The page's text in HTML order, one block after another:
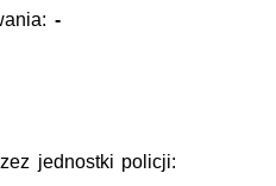
-
jednostki policji: